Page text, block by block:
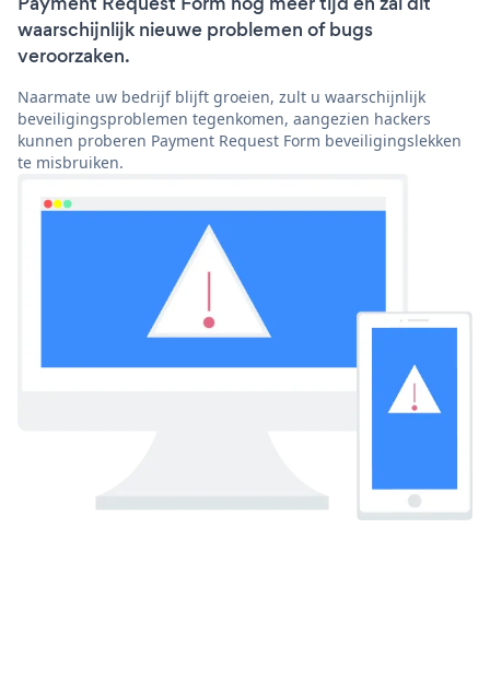
waarschijnlijk nieuwe problemen of bugs
veroorzaken.
Naarmate uw bedrijf blijft groeien, zult u waarschijnlijk
beveiligingsproblemen tegenkomen, aangezien hackers
kunnen proberen Payment Request Form beveiligingslekken
te misbruiken.